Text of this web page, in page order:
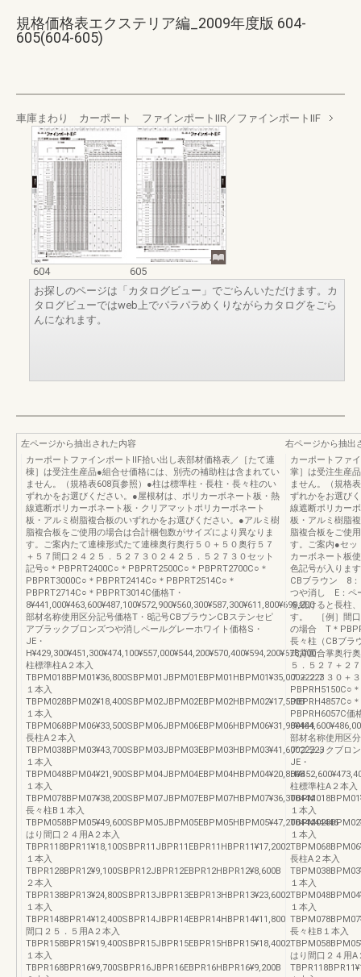
規格価格表エクステリア編_2009年度版 604-
605(604-605)
車庫まわり カーポート ファインポートⅡR／ファインポートⅡF
604
605
お探しのページは「カタログビュー」でごらんいただけます。カ
タログビューではweb上でパラパラめくりながらカタログをごら
んになれます。
左ページから抽出された内容
カーポートファインポートⅡF拾い出し表部材価格表／［たて連
棟］は受注生産品●組合せ価格には、別売の補助柱は含まれてい
ません。（規格表608頁参照）●柱は標準柱・長柱・長々柱のい
ずれかをお選びください。●屋根材は、ポリカーボネート板・熱
線遮断ポリカーボネート板・クリアマットポリカーボネート
板・アルミ樹脂複合板のいずれかをお選びください。●アルミ樹
脂複合板をご使用の場合は合計梱包数がサイズにより異なりま
す。ご案内たて連棟形式たて連棟奥行奥行５０＋５０奥行５７
＋５７間口２４２５．５２７３０２４２５．５２７３０セット
記号○＊PBPRT2400C○＊PBPRT2500C○＊PBPRT2700C○＊
PBPRT3000C○＊PBPRT2414C○＊PBPRT2514C○＊
PBPRT2714C○＊PBPRT3014C価格T・
8¥441,000¥463,600¥487,100¥572,900¥560,300¥587,300¥611,800¥698,200
部材名称使用区分記号価格T・8記号CBブラウンCBステンセピ
アブラックブロンズつや消しペールグレーホワイト価格S・
JE・
H¥429,300¥451,300¥474,100¥557,000¥544,200¥570,400¥594,200¥678,000
柱標準柱A２本入
TBPM018BPM01¥36,800SBPM01JBPM01EBPM01HBPM01¥35,00022223
１本入
TBPM028BPM02¥18,400SBPM02JBPM02EBPM02HBPM02¥17,500B
１本入
TBPM068BPM06¥33,500SBPM06JBPM06EBPM06HBPM06¥31,900444
長柱A２本入
TBPM038BPM03¥43,700SBPM03JBPM03EBPM03HBPM03¥41,60022223
１本入
TBPM048BPM04¥21,900SBPM04JBPM04EBPM04HBPM04¥20,800B
１本入
TBPM078BPM07¥38,200SBPM07JBPM07EBPM07HBPM07¥36,300444
長々柱B１本入
TBPM058BPM05¥49,600SBPM05JBPM05EBPM05HBPM05¥47,20044444446
はり間口２４用A２本入
TBPR118BPR11¥18,100SBPR11JBPR11EBPR11HBPR11¥17,2002
１本入
TBPR128BPR12¥9,100SBPR12JBPR12EBPR12HBPR12¥8,600B
２本入
TBPR138BPR13¥24,800SBPR13JBPR13EBPR13HBPR13¥23,6002
１本入
TBPR148BPR14¥12,400SBPR14JBPR14EBPR14HBPR14¥11,800
間口２５．５用A２本入
TBPR158BPR15¥19,400SBPR15JBPR15EBPR15HBPR15¥18,4002
１本入
TBPR168BPR16¥9,700SBPR16JBPR16EBPR16HBPR16¥9,200B
右ページから抽出
カーポートファ
掌］は受注生産
ません。（規格
ずれかをお選び
線遮断ポリカー
板・アルミ樹脂
脂複合板をご使
す。ご案内●セッ
カーボネート板
色記号が入りま
CBブラウン 8
つや消し E：ペ
を続けると長柱
す。 ［例］間口
の場合 T＊
長々柱（CBブラ
式背面合掌奥行
５．５２７＋２
７＋２７３０＋
PBPRH5150C○
PBPRH4857C○
PBPRH6057C価
部材名称使用区
アブラックブロ
JE・
柱標準柱A２本入
１本入
１本入
長柱A２本入
１本入
１本入
長々柱B１本入
はり間口２４用A